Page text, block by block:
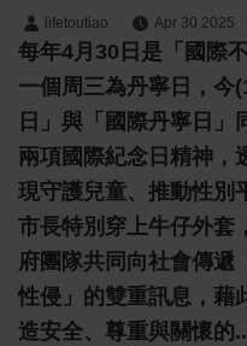
Means YES
lifetoutiao Apr 30 2025
每年4月30日是「國際
一個周三為丹寧日，今
日」與「國際丹寧日
兩項國際紀念日精神，
現守護兒童、推動性別
市長特別穿上牛仔外套
府團隊共同向社會傳遞
性侵」的雙重訊息，藉
造安全、尊重與關懷的